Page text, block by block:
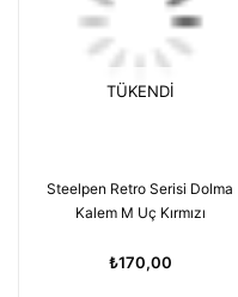
TÜKENDI
Steelpen Retro Serisi Dolma
Kalem M Uç Kırmızı
₺170,00